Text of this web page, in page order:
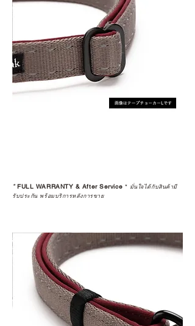
*FULL WARRANTY & After Service * มั่นใจได้กับสินค้ามี
รับประกัน พร้อมบริการหลังการขาย